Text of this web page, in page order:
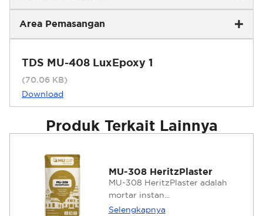
Area Pemasangan
TDS MU-408 LuxEpoxy 1
(70.06 KB)
Download
Produk Terkait Lainnya
MU-308 HeritzPlaster
MU-308 HeritzPlaster adalah
mortar instan...
Selengkapnya